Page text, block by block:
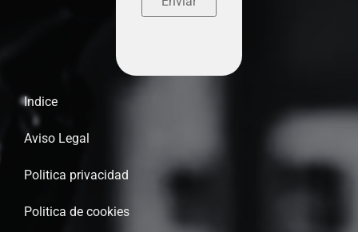
Indice
Aviso Legal
Politica privacidad
Politica de cookies